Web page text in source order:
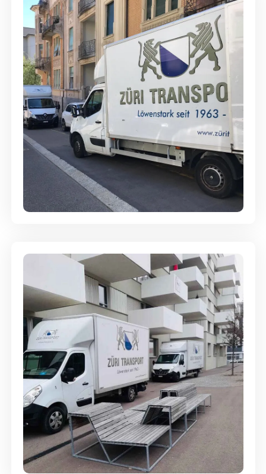
Full-Service - Für Privatumzüge
Umzugsreinigung - mit
Abgabegarantie